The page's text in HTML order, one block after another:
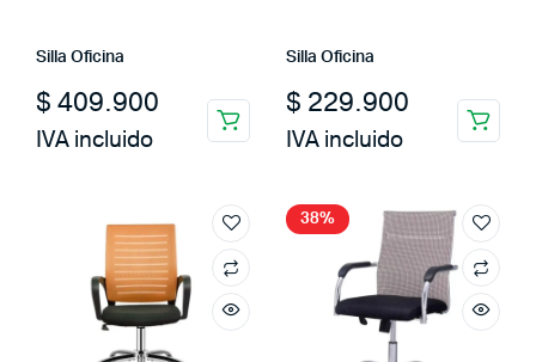
Silla Oficina
$ 409.900
IVA incluido
Silla Oficina
$ 229.900
IVA incluido
38%